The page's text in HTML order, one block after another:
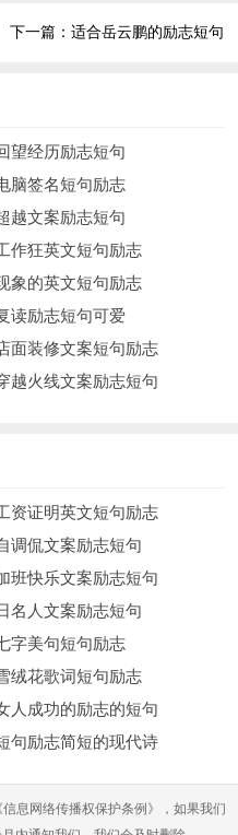
获。
平高山。
情，能了解别人心灵活动的
最大的资产是希望。
坚强的体魄。
剪，那就永远不会成材。
才变得更加美丽光滑。
脚的，它只是让人们的脚放
再往上登。
就难以进行一百米的冲刺。
峭壁，只要再前进一步，就
下一篇： 适合岳云鹏的励志短句
望经历励志短句
脑签名短句励志
越文案励志短句
作狂英文短句励志
象的英文短句励志
读励志短句可爱
面装修文案短句励志
越火线文案励志短句
资证明英文短句励志
调侃文案励志短句
班快乐文案励志短句
名人文案励志短句
字美句短句励志
绒花歌词短句励志
人成功的励志的短句
句励志简短的现代诗
息网络传播权保护条例》，如果我们